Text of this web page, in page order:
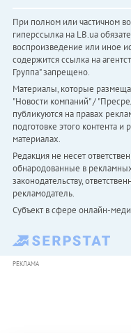
При полном или частичном
гиперссылка на LB.ua
воспроизведение или иное
содержится ссылка на
Группа" запрещено.
Материалы, которые
"Новости компаний" /
публикуются на правах
подготовке этого контента
материалах.
Редакция не несет
обнародованные в
законодательству,
рекламодатель.
Субъект в сфере онлайн-
РЕКЛАМА